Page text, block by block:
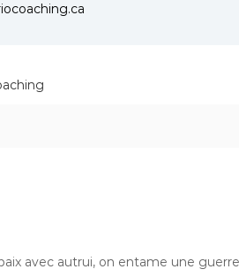
avec autrui, on entame une